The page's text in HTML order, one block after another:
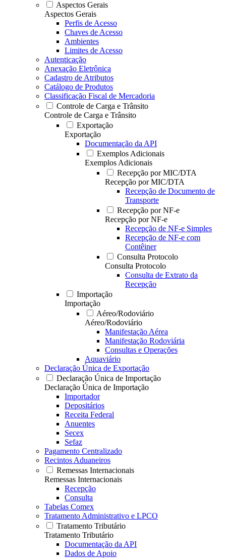
Aspectos Gerais
Aspectos Gerais
Perfis de Acesso
Chaves de Acesso
Ambientes
Limites de Acesso
Autenticação
Anexação Eletrônica
Cadastro de Atributos
Catálogo de Produtos
Classificação Fiscal de Mercadoria
Controle de Carga e Trânsito
Controle de Carga e Trânsito
Exportação
Exportação
Documentação da API
Exemplos Adicionais
Exemplos Adicionais
Recepção por MIC/DTA
Recepção por MIC/DTA
Recepção de Documento de
Transporte
Recepção por NF-e
Recepção por NF-e
Recepção de NF-e Simples
Recepção de NF-e com
Contêiner
Consulta Protocolo
Consulta Protocolo
Consulta de Extrato da
Recepção
Importação
Importação
Aéreo/Rodoviário
Aéreo/Rodoviário
Manifestação Aérea
Manifestação Rodoviária
Consultas e Operações
Aquaviário
Declaração Única de Exportação
Declaração Única de Importação
Declaração Única de Importação
Importador
Depositários
Receita Federal
Anuentes
Secex
Sefaz
Pagamento Centralizado
Recintos Aduaneiros
Remessas Internacionais
Remessas Internacionais
Recepção
Consulta
Tabelas Comex
Tratamento Administrativo e LPCO
Tratamento Tributário
Tratamento Tributário
Documentação da API
Dados de Apoio